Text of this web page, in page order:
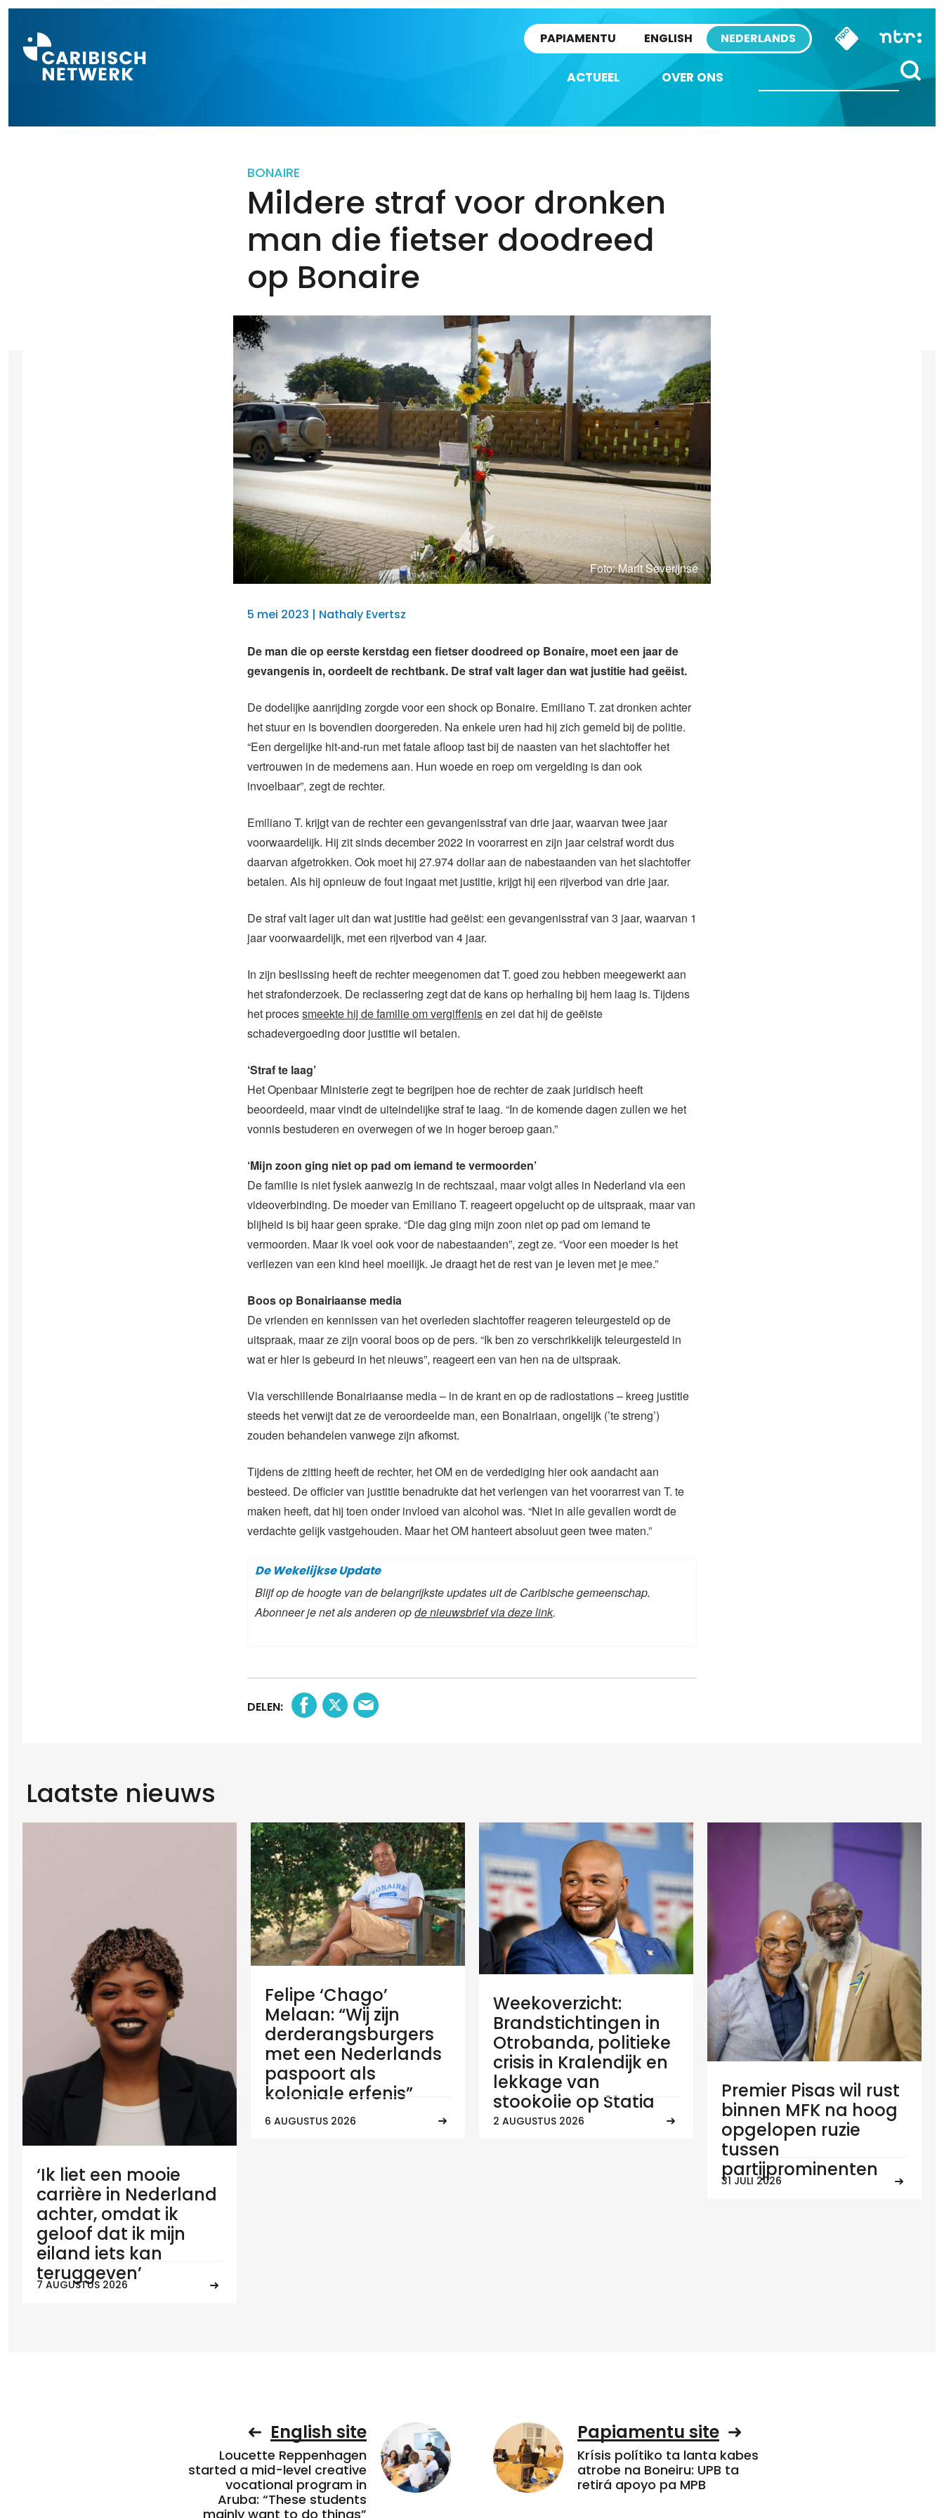
PAPIAMENTU ENGLISH NEDERLANDS
ACTUEEL OVER ONS
BONAIRE
Mildere straf voor dronken
man die fietser doodreed
op Bonaire
Foto: Marit Severijnse
5 mei 2023 | Nathaly Evertsz
De man die op eerste kerstdag een fietser doodreed op Bonaire, moet een jaar de
gevangenis in, oordeelt de rechtbank. De straf valt lager dan wat justitie had geëist.
De dodelijke aanrijding zorgde voor een shock op Bonaire. Emiliano T. zat dronken achter
het stuur en is bovendien doorgereden. Na enkele uren had hij zich gemeld bij de politie.
“Een dergelijke hit-and-run met fatale afloop tast bij de naasten van het slachtoffer het
vertrouwen in de medemens aan. Hun woede en roep om vergelding is dan ook
invoelbaar”, zegt de rechter.
Emiliano T. krijgt van de rechter een gevangenisstraf van drie jaar, waarvan twee jaar
voorwaardelijk. Hij zit sinds december 2022 in voorarrest en zijn jaar celstraf wordt dus
daarvan afgetrokken. Ook moet hij 27.974 dollar aan de nabestaanden van het slachtoffer
betalen. Als hij opnieuw de fout ingaat met justitie, krijgt hij een rijverbod van drie jaar.
De straf valt lager uit dan wat justitie had geëist: een gevangenisstraf van 3 jaar, waarvan 1
jaar voorwaardelijk, met een rijverbod van 4 jaar.
In zijn beslissing heeft de rechter meegenomen dat T. goed zou hebben meegewerkt aan
het strafonderzoek. De reclassering zegt dat de kans op herhaling bij hem laag is. Tijdens
het processmeekte hij de familie om vergiffenisen zei dat hij de geëiste
schadevergoeding door justitie wil betalen.
‘Straf te laag’
Het Openbaar Ministerie zegt te begrijpen hoe de rechter de zaak juridisch heeft
beoordeeld, maar vindt de uiteindelijke straf te laag. “In de komende dagen zullen we het
vonnis bestuderen en overwegen of we in hoger beroep gaan.”
‘Mijn zoon ging niet op pad om iemand te vermoorden’
De familie is niet fysiek aanwezig in de rechtszaal, maar volgt alles in Nederland via een
videoverbinding. De moeder van Emiliano T. reageert opgelucht op de uitspraak, maar van
blijheid is bij haar geen sprake. “Die dag ging mijn zoon niet op pad om iemand te
vermoorden. Maar ik voel ook voor de nabestaanden”, zegt ze. “Voor een moeder is het
verliezen van een kind heel moeilijk. Je draagt het de rest van je leven met je mee.”
Boos op Bonairiaanse media
De vrienden en kennissen van het overleden slachtoffer reageren teleurgesteld op de
uitspraak, maar ze zijn vooral boos op de pers. “Ik ben zo verschrikkelijk teleurgesteld in
wat er hier is gebeurd in het nieuws”, reageert een van hen na de uitspraak.
Via verschillende Bonairiaanse media – in de krant en op de radiostations – kreeg justitie
steeds het verwijt dat ze de veroordeelde man, een Bonairiaan, ongelijk (’te streng’)
zouden behandelen vanwege zijn afkomst.
Tijdens de zitting heeft de rechter, het OM en de verdediging hier ook aandacht aan
besteed. De officier van justitie benadrukte dat het verlengen van het voorarrest van T. te
maken heeft, dat hij toen onder invloed van alcohol was. “Niet in alle gevallen wordt de
verdachte gelijk vastgehouden. Maar het OM hanteert absoluut geen twee maten.”
De Wekelijkse Update
Blijf op de hoogte van de belangrijkste updates uit de Caribische gemeenschap.
Abonneer je net als anderen opde nieuwsbrief via deze link.
DELEN:
Laatste nieuws
‘Ik liet een mooie
carrière in Nederland
achter, omdat ik
geloof dat ik mijn
eiland iets kan
teruggeven’
7 AUGUSTUS 2026
Felipe ‘Chago’
Melaan: “Wij zijn
derderangsburgers
met een Nederlands
paspoort als
koloniale erfenis”
6 AUGUSTUS 2026
Weekoverzicht:
Brandstichtingen in
Otrobanda, politieke
crisis in Kralendijk en
lekkage van
stookolie op Statia
2 AUGUSTUS 2026
Premier Pisas wil rust
binnen MFK na hoog
opgelopen ruzie
tussen
partijprominenten
31 JULI 2026
English site
Loucette Reppenhagen
started a mid-level creative
vocational program in
Aruba: “These students
mainly want to do things”
Papiamentu site
Krísis polítiko ta lanta kabes
atrobe na Boneiru: UPB ta
retirá apoyo pa MPB